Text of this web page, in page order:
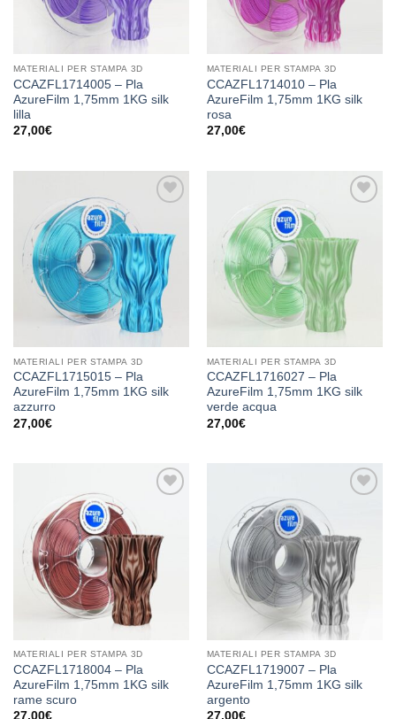
MATERIALI PER STAMPA 3D
CCAZFL1714005 – Pla
AzureFilm 1,75mm 1KG silk
lilla
27,00€
MATERIALI PER STAMPA 3D
CCAZFL1714010 – Pla
AzureFilm 1,75mm 1KG silk
rosa
27,00€
dei
desideri
MATERIALI PER STAMPA 3D
CCAZFL1715015 – Pla
AzureFilm 1,75mm 1KG silk
azzurro
27,00€
dei
desideri
MATERIALI PER STAMPA 3D
CCAZFL1716027 – Pla
AzureFilm 1,75mm 1KG silk
verde acqua
27,00€
dei
desideri
MATERIALI PER STAMPA 3D
CCAZFL1718004 – Pla
AzureFilm 1,75mm 1KG silk
rame scuro
27,00€
desideri
MATERIALI PER STAMPA 3D
CCAZFL1719007 – Pla
AzureFilm 1,75mm 1KG silk
argento
27,00€